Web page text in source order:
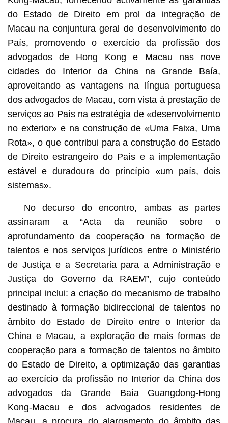
do Estado de Direito em prol da integração de
Macau na conjuntura geral de desenvolvimento do
País, promovendo o exercício da profissão dos
advogados de Hong Kong e Macau nas nove
cidades do Interior da China na Grande Baía,
aproveitando as vantagens na língua portuguesa
dos advogados de Macau, com vista à prestação de
serviços ao País na estratégia de «desenvolvimento
no exterior» e na construção de «Uma Faixa, Uma
Rota», o que contribui para a construção do Estado
de Direito estrangeiro do País e a implementação
estável e duradoura do princípio «um país, dois
sistemas».
No decurso do encontro, ambas as partes
assinaram a “Acta da reunião sobre o
aprofundamento da cooperação na formação de
talentos e nos serviços jurídicos entre o Ministério
de Justiça e a Secretaria para a Administração e
Justiça do Governo da RAEM”, cujo conteúdo
principal inclui: a criação do mecanismo de trabalho
destinado à formação bidireccional de talentos no
âmbito do Estado de Direito entre o Interior da
China e Macau, a exploração de mais formas de
cooperação para a formação de talentos no âmbito
do Estado de Direito, a optimização das garantias
ao exercício da profissão no Interior da China dos
advogados da Grande Baía Guangdong-Hong
Kong-Macau e dos advogados residentes de